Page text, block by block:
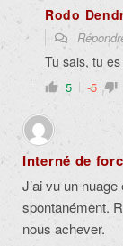
Rodo
Tu sais, tu
5 -5
Interné de
J’ai vu un
spontanément.
nous achever.